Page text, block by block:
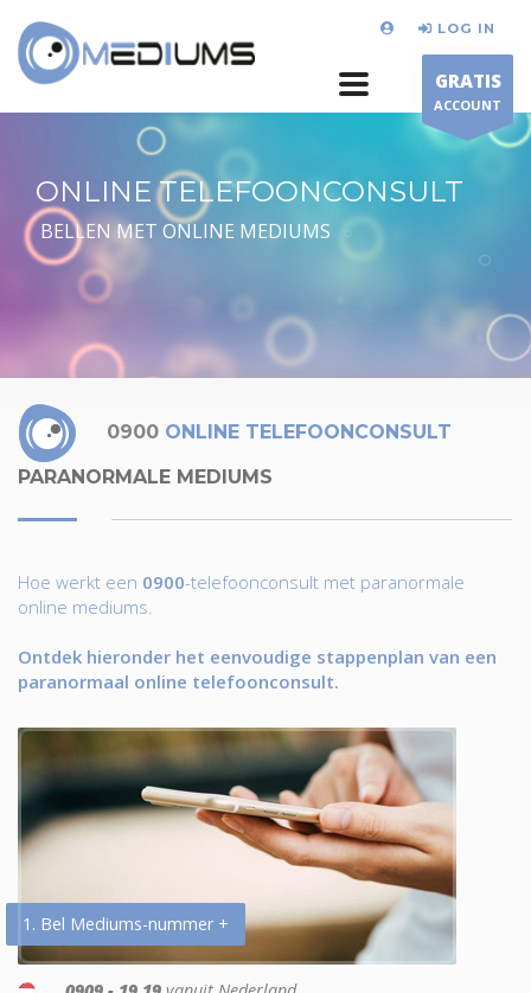
LOG IN
GRATIS
ACCOUNT
ONLINE TELEFOONCONSULT
BELLEN MET ONLINE MEDIUMS
0900 ONLINE TELEFOONCONSULT
PARANORMALE MEDIUMS
Hoe werkt een 0900-telefoonconsult met paranormale
online mediums.
Ontdek hieronder het eenvoudige stappenplan van een
paranormaal online telefoonconsult.
1. Bel Mediums-nummer +